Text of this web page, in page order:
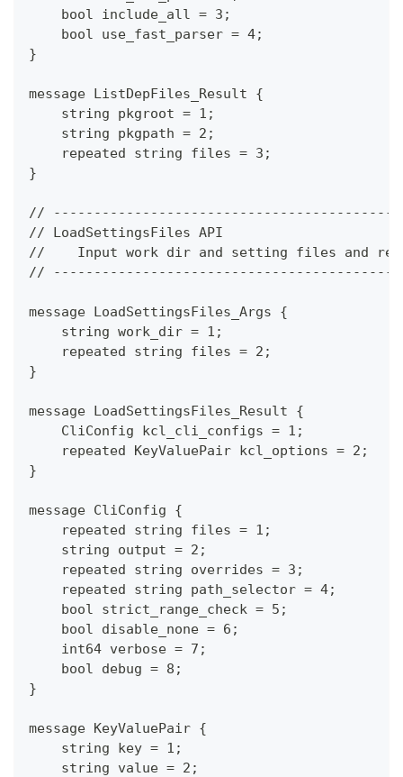
    bool include_all = 3;
    bool use_fast_parser = 4;
}
message ListDepFiles_Result {
    string pkgroot = 1;
    string pkgpath = 2;
    repeated string files = 3;
}
//
// LoadSettingsFiles API
//    Input work dir and setting files and
//
message LoadSettingsFiles_Args {
    string work_dir = 1;
    repeated string files = 2;
}
message LoadSettingsFiles_Result {
    CliConfig kcl_cli_configs = 1;
    repeated KeyValuePair kcl_options = 2;
}
message CliConfig {
    repeated string files = 1;
    string output = 2;
    repeated string overrides = 3;
    repeated string path_selector = 4;
    bool strict_range_check = 5;
    bool disable_none = 6;
    int64 verbose = 7;
    bool debug = 8;
}
message KeyValuePair {
    string key = 1;
    string value = 2;